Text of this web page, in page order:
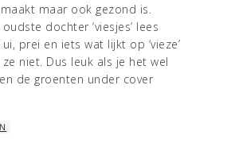
maar ook gezond is.
dochter ‘viesjes’ lees
prei en iets wat lijkt op ‘vieze’
niet. Dus leuk als je het wel
de groenten under cover